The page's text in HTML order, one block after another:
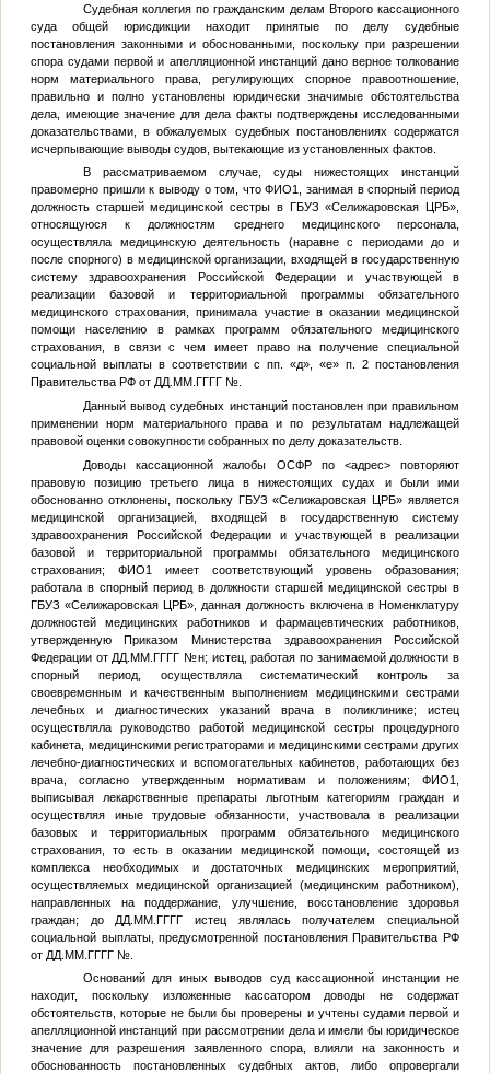
Судебная коллегия по гражданским делам Второго кассационного
суда общей юрисдикции находит принятые по делу судебные
постановления законными и обоснованными, поскольку при разрешении
спора судами первой и апелляционной инстанций дано верное толкование
норм материального права, регулирующих спорное правоотношение,
правильно и полно установлены юридически значимые обстоятельства
дела, имеющие значение для дела факты подтверждены исследованными
доказательствами, в обжалуемых судебных постановлениях содержатся
исчерпывающие выводы судов, вытекающие из установленных фактов.
В рассматриваемом случае, суды нижестоящих инстанций
правомерно пришли к выводу о том, чтоФИО1
, занимая в спорный период
должность старшей медицинской сестры в ГБУЗ «Селижаровская ЦРБ»,
относящуюся к должностям среднего медицинского персонала,
осуществляла медицинскую деятельность (наравне с периодами до и
после спорного) в медицинской организации, входящей в государственную
систему здравоохранения Российской Федерации и участвующей в
реализации базовой и территориальной программы обязательного
медицинского страхования, принимала участие в оказании медицинской
помощи населению в рамках программ обязательного медицинского
страхования, в связи с чем имеет право на получение специальной
социальной выплаты в соответствии с пп. «д», «е» п. 2 постановления
Правительства РФ от ДД.ММ.ГГГГ №.
Данный вывод судебных инстанций постановлен при правильном
применении норм материального права и по результатам надлежащей
правовой оценки совокупности собранных по делу доказательств.
Доводы кассационной жалобы ОСФР по <адрес>повторяют
правовую позицию третьего лица в нижестоящих судах и были ими
обоснованно отклонены, поскольку ГБУЗ «Селижаровская ЦРБ» является
медицинской организацией, входящей в государственную систему
здравоохранения Российской Федерации и участвующей в реализации
базовой и территориальной программы обязательного медицинского
страхования; ФИО1
имеет соответствующий уровень образования;
работала в спорный период в должности старшей медицинской сестры в
ГБУЗ «Селижаровская ЦРБ», данная должность включена в Номенклатуру
должностей медицинских работников и фармацевтических работников,
утвержденную Приказом Министерства здравоохранения Российской
Федерации от ДД.ММ.ГГГГ №н; истец, работая по занимаемой должности в
спорный период, осуществляла систематический контроль за
своевременным и качественным выполнением медицинскими сестрами
лечебных и диагностических указаний врача в поликлинике; истец
осуществляла руководство работой медицинской сестры процедурного
кабинета, медицинскими регистраторами и медицинскими сестрами других
лечебно-диагностических и вспомогательных кабинетов, работающих без
врача, согласно утвержденным нормативам и положениям;ФИО1
выписывая лекарственные препараты льготным категориям граждан и
осуществляя иные трудовые обязанности, участвовала в реализации
базовых и территориальных программ обязательного медицинского
страхования, то есть в оказании медицинской помощи, состоящей из
комплекса необходимых и достаточных медицинских мероприятий,
осуществляемых медицинской организацией (медицинским работником),
направленных на поддержание, улучшение, восстановление здоровья
граждан; до ДД.ММ.ГГГГ истец являлась получателем специальной
социальной выплаты, предусмотренной постановления Правительства РФ
от ДД.ММ.ГГГГ №.
Оснований для иных выводов суд кассационной инстанции не
находит, поскольку изложенные кассатором доводы не содержат
обстоятельств, которые не были бы проверены и учтены судами первой и
апелляционной инстанций при рассмотрении дела и имели бы юридическое
значение для разрешения заявленного спора, влияли на законность и
обоснованность постановленных судебных актов, либо опровергали